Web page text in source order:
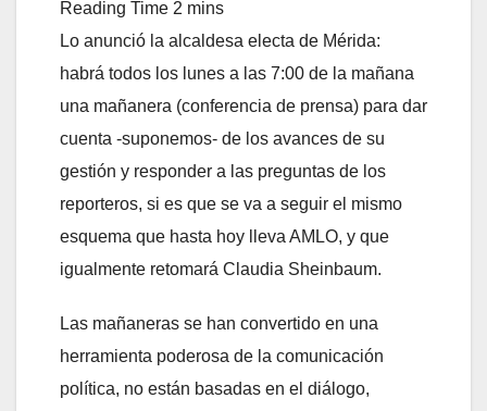
Lo anunció la alcaldesa electa de Mérida:
habrá todos los lunes a las 7:00 de la mañana
una mañanera (conferencia de prensa) para dar
cuenta -suponemos- de los avances de su
gestión y responder a las preguntas de los
reporteros, si es que se va a seguir el mismo
esquema que hasta hoy lleva AMLO, y que
igualmente retomará Claudia Sheinbaum.
Las mañaneras se han convertido en una
herramienta poderosa de la comunicación
política, no están basadas en el diálogo,